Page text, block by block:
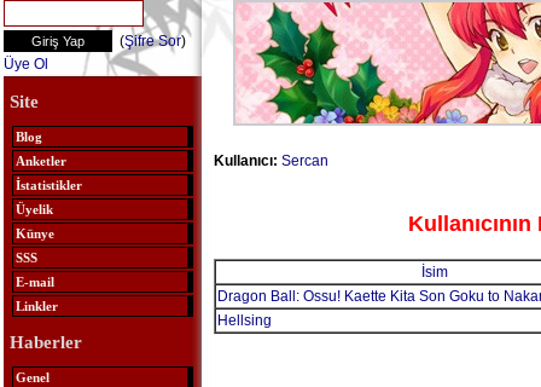
(Şifre Sor)
Üye Ol
Site
Blog
Anketler
İstatistikler
Üyelik
Künye
SSS
E-mail
Linkler
Haberler
Genel
Kullanıcı: Sercan
İsim
Dragon Ball: Ossu! Kaette Kita Son Goku to
Hellsing